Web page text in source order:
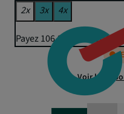
2x 3x 4x
Payez 106,29 € puis
Voir la